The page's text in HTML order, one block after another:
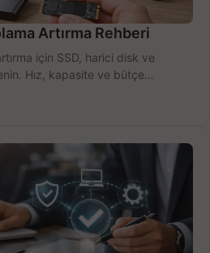
Artırma Rehberi
için SSD, harici disk ve
Hız, kapasite ve bütçe